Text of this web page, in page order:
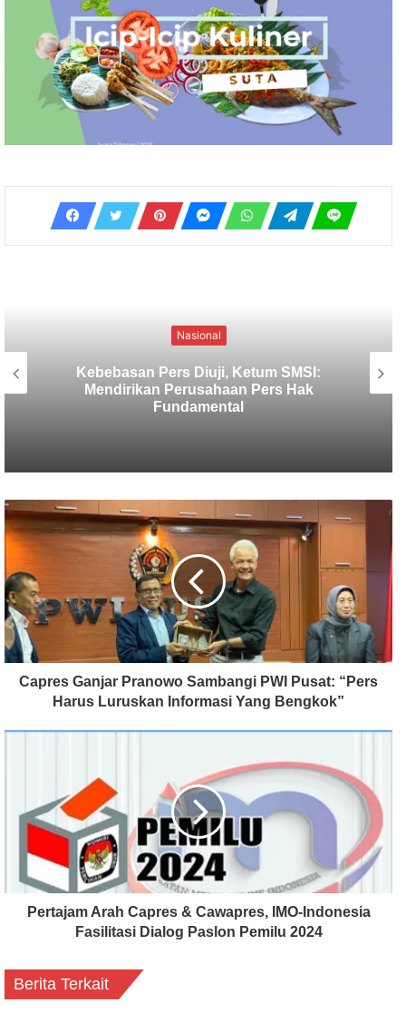
Nasional
SMSI Usulkan Verifikasi Media
Deserahkan Pada Organisasi Media,
Ketua Dewan Pers : Siap Membahas
Capres Ganjar Pranowo Sambangi PWI Pusat: “Pers
Harus Luruskan Informasi Yang Bengkok”
Pertajam Arah Capres & Cawapres, IMO-Indonesia
Fasilitasi Dialog Paslon Pemilu 2024
Berita Terkait